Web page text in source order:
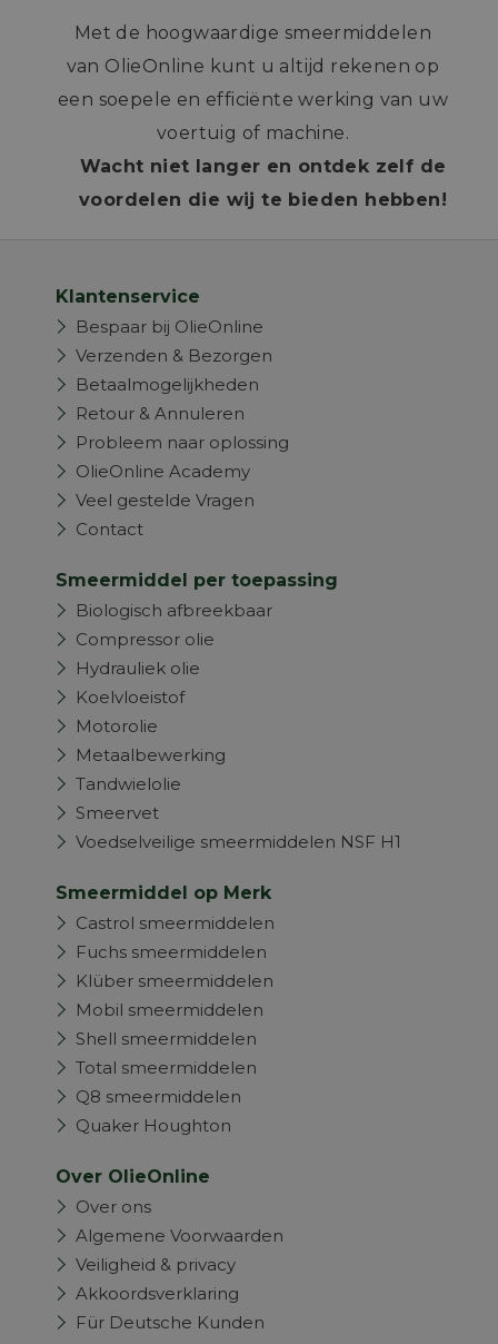
Met de hoogwaardige smeermiddelen
van OlieOnline kunt u altijd rekenen op
een soepele en efficiënte werking van uw
voertuig of machine.
Wacht niet langer en ontdek zelf de
voordelen die wij te bieden hebben!
Klantenservice
Bespaar bij OlieOnline
Verzenden & Bezorgen
Betaalmogelijkheden
Retour & Annuleren
Probleem naar oplossing
OlieOnline Academy
Veel gestelde Vragen
Contact
Smeermiddel per toepassing
Biologisch afbreekbaar
Compressor olie
Hydrauliek olie
Koelvloeistof
Motorolie
Metaalbewerking
Tandwielolie
Smeervet
Voedselveilige smeermiddelen NSF H1
Smeermiddel op Merk
Castrol smeermiddelen
Fuchs smeermiddelen
Klüber smeermiddelen
Mobil smeermiddelen
Shell smeermiddelen
Total smeermiddelen
Q8 smeermiddelen
Quaker Houghton
Over OlieOnline
Over ons
Algemene Voorwaarden
Veiligheid & privacy
Akkoordsverklaring
Für Deutsche Kunden